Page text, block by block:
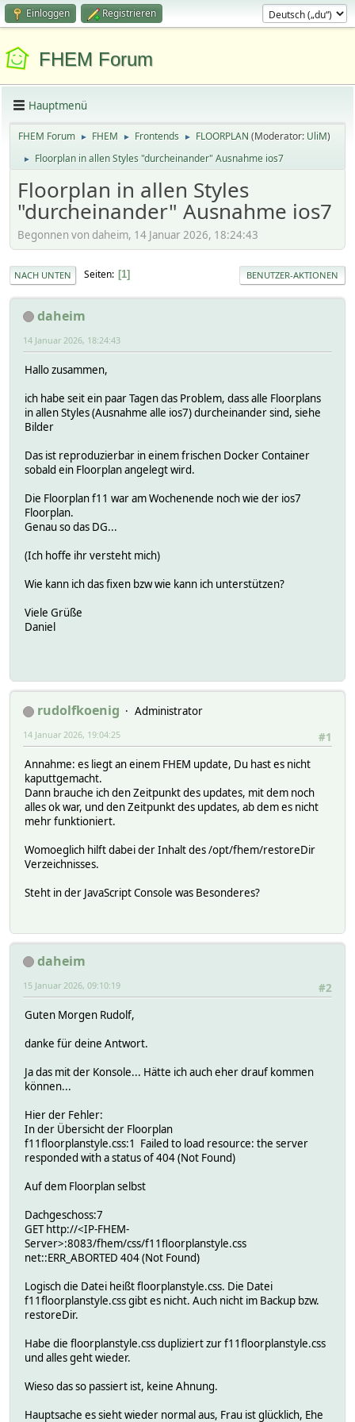
Einloggen Registrieren
FHEM Forum
Hauptmenü
FHEM Forum ► FHEM ► Frontends ► FLOORPLAN (Moderator: UliM)
► Floorplan in allen Styles "durcheinander" Ausnahme ios7
Floorplan in allen Styles
"durcheinander" Ausnahme ios7
Begonnen von daheim, 14 Januar 2026, 18:24:43
NACH UNTEN Seiten 1 BENUTZER-AKTIONEN
daheim
14 Januar 2026, 18:24:43
Hallo zusammen,
ich habe seit ein paar Tagen das Problem, dass alle Floorplans
in allen Styles (Ausnahme alle ios7) durcheinander sind, siehe
Bilder
Das ist reproduzierbar in einem frischen Docker Container
sobald ein Floorplan angelegt wird.
Die Floorplan f11 war am Wochenende noch wie der ios7
Floorplan.
Genau so das DG...
(Ich hoffe ihr versteht mich)
Wie kann ich das fixen bzw wie kann ich unterstützen?
Viele Grüße
Daniel
rudolfkoenig
Administrator
#1
14 Januar 2026, 19:04:25
Annahme: es liegt an einem FHEM update, Du hast es nicht
kaputtgemacht.
Dann brauche ich den Zeitpunkt des updates, mit dem noch
alles ok war, und den Zeitpunkt des updates, ab dem es nicht
mehr funktioniert.
Womoeglich hilft dabei der Inhalt des /opt/fhem/restoreDir
Verzeichnisses.
Steht in der JavaScript Console was Besonderes?
daheim
#2
15 Januar 2026, 09:10:19
Guten Morgen Rudolf,
danke für deine Antwort.
Ja das mit der Konsole... Hätte ich auch eher drauf kommen
können...
Hier der Fehler:
In der Übersicht der Floorplan
f11floorplanstyle.css:1 Failed to load resource: the server
responded with a status of 404 (Not Found)
Auf dem Floorplan selbst
Dachgeschoss:7
GET http://<IP-FHEM-
Server>:8083/fhem/css/f11floorplanstyle.css
net::ERR_ABORTED 404 (Not Found)
Logisch die Datei heißt floorplanstyle.css. Die Datei
f11floorplanstyle.css gibt es nicht. Auch nicht im Backup bzw.
restoreDir.
Habe die floorplanstyle.css dupliziert zur f11floorplanstyle.css
und alles geht wieder.
Wieso das so passiert ist, keine Ahnung.
Hauptsache es sieht wieder normal aus, Frau ist glücklich, Ehe